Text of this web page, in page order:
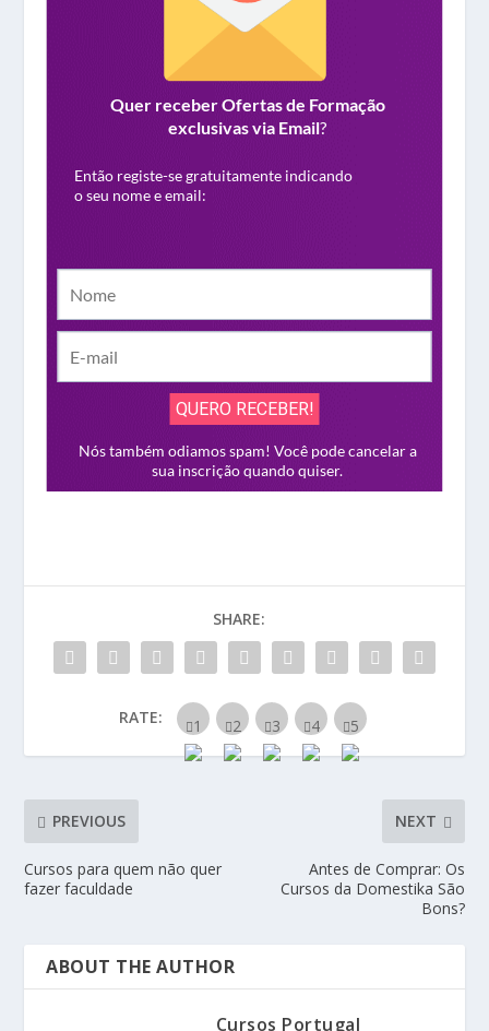
SHARE:
RATE:
PREVIOUS
Cursos para quem não quer
fazer faculdade
NEXT
Antes de Comprar: Os
Cursos da Domestika São
Bons?
ABOUT THE AUTHOR
Cursos Portugal